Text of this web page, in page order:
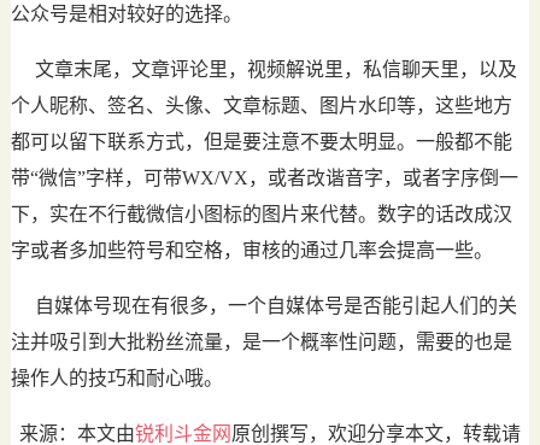
公众号是相对较好的选择。
文章末尾，文章评论里，视频解说里，私信聊天里，以及
个人昵称、签名、头像、文章标题、图片水印等，这些地方
都可以留下联系方式，但是要注意不要太明显。一般都不能
带“微信”字样，可带WX/VX，或者改谐音字，或者字序倒一
下，实在不行截微信小图标的图片来代替。数字的话改成汉
字或者多加些符号和空格，审核的通过几率会提高一些。
自媒体号现在有很多，一个自媒体号是否能引起人们的关
注并吸引到大批粉丝流量，是一个概率性问题，需要的也是
操作人的技巧和耐心哦。
来源：本文由锐利斗金网 原创撰写，欢迎分享本文，转载请